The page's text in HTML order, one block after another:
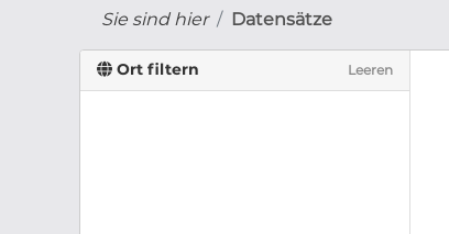
Sie sind hier Datensätze
Ort filtern Leeren